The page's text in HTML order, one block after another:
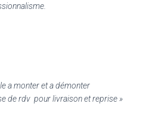
a monter et a démonter
de rdv pour livraison et reprise »